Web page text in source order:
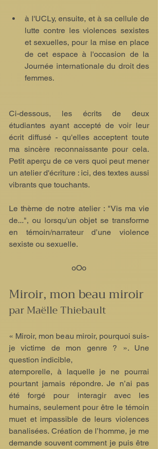
à l'UCLy, ensuite, et à sa cellule de
lutte contre les violences sexistes
et sexuelles, pour la mise en place
de cet espace à l'occasion de la
Journée internationale du droit des
femmes.
Ci-dessous, les écrits de deux
étudiantes ayant accepté de voir leur
écrit diffusé - qu'elles acceptent toute
ma sincère reconnaissante pour cela.
Petit aperçu de ce vers quoi peut mener
un atelier d'écriture : ici, des textes aussi
vibrants que touchants.
Le thème de notre atelier : "Vis ma vie
de...", ou lorsqu'un objet se transforme
en témoin/narrateur d’une violence
sexiste ou sexuelle.
oOo
Miroir, mon beau miroir
par Maëlle Thiebault
« Miroir, mon beau miroir, pourquoi suis-
je victime de mon genre ? ». Une
question indicible,
atemporelle, à laquelle je ne pourrai
pourtant jamais répondre. Je n’ai pas
été forgé pour interagir avec les
humains, seulement pour être le témoin
muet et impassible de leurs violences
banalisées. Création de l’homme, je me
demande souvent comment je puis être